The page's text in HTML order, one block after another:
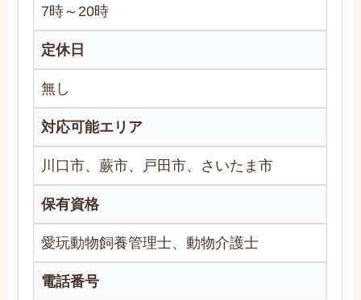
7時～20時
定休日
無し
対応可能エリア
川口市、蕨市、戸田市、さいたま市
保有資格
愛玩動物飼養管理士、動物介護士
電話番号